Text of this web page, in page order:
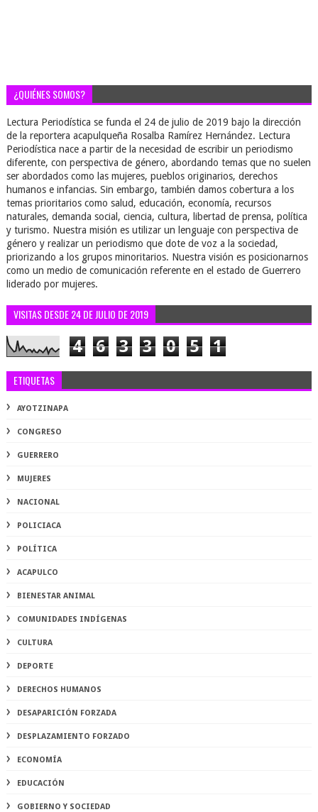
¿QUIÉNES SOMOS?
Lectura Periodística se funda el 24 de julio de 2019 bajo la dirección
de la reportera acapulqueña Rosalba Ramírez Hernández. Lectura
Periodística nace a partir de la necesidad de escribir un periodismo
diferente, con perspectiva de género, abordando temas que no suelen
ser abordados como las mujeres, pueblos originarios, derechos
humanos e infancias. Sin embargo, también damos cobertura a los
temas prioritarios como salud, educación, economía, recursos
naturales, demanda social, ciencia, cultura, libertad de prensa, política
y turismo. Nuestra misión es utilizar un lenguaje con perspectiva de
género y realizar un periodismo que dote de voz a la sociedad,
priorizando a los grupos minoritarios. Nuestra visión es posicionarnos
como un medio de comunicación referente en el estado de Guerrero
liderado por mujeres.
VISITAS DESDE 24 DE JULIO DE 2019
4 6 3 3 0 5 1
ETIQUETAS
AYOTZINAPA
CONGRESO
GUERRERO
MUJERES
NACIONAL
POLICIACA
POLÍTICA
ACAPULCO
BIENESTAR ANIMAL
COMUNIDADES INDÍGENAS
CULTURA
DEPORTE
DERECHOS HUMANOS
DESAPARICIÓN FORZADA
DESPLAZAMIENTO FORZADO
ECONOMÍA
EDUCACIÓN
GOBIERNO Y SOCIEDAD